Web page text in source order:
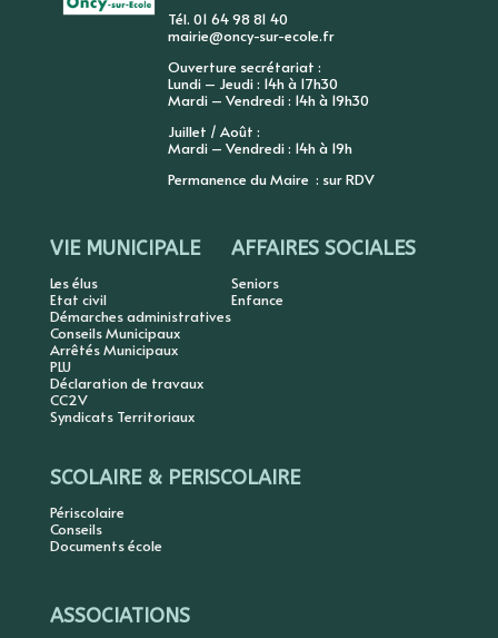
Tél. 01 64 98 81 40
mairie@oncy-sur-ecole.fr
Ouverture secrétariat :
Lundi – Jeudi : 14h à 17h30
Mardi – Vendredi : 14h à 19h30
Juillet / Août :
Mardi – Vendredi : 14h à 19h
Permanence du Maire : sur RDV
VIE MUNICIPALE
Les élus
Etat civil
Démarches administratives
Conseils Municipaux
Arrêtés Municipaux
PLU
Déclaration de travaux
CC2V
Syndicats Territoriaux
AFFAIRES SOCIALES
Seniors
Enfance
SCOLAIRE & PERISCOLAIRE
Périscolaire
Conseils
Documents école
ASSOCIATIONS